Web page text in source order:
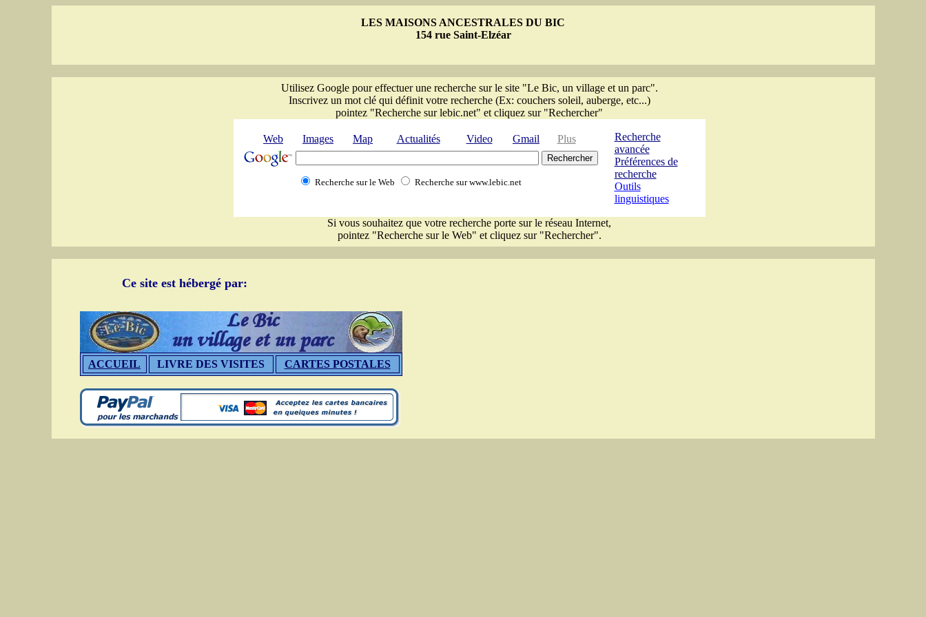
LES MAISONS ANCESTRALES DU BIC
154 rue Saint-Elzéar
Utilisez Google pour effectuer une recherche sur le site "Le Bic, un village et un parc".
Inscrivez un mot clé qui définit votre recherche (Ex: couchers soleil, auberge, etc...)
pointez "Recherche sur lebic.net" et cliquez sur "Rechercher"
Web Images Map Actualités Video Gmail Plus
Recherche sur le Web Recherche sur www.lebic.net
Recherche
avancée
Préférences de
recherche
Outils
linguistiques
Si vous souhaitez que votre recherche porte sur le réseau Internet,
pointez "Recherche sur le Web" et cliquez sur "Rechercher".
Ce site est hébergé par:
ACCUEIL LIVRE DES VISITES CARTES POSTALES